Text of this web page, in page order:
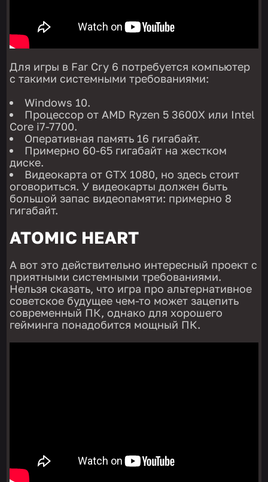
Для игры в Far Cry 6 потребуется компьютер
с такими системными требованиями:
Windows 10.
Процессор от AMD Ryzen 5 3600X или Intel
Core i7-7700.
Оперативная память 16 гигабайт.
Примерно 60-65 гигабайт на жестком
диске.
Видеокарта от GTX 1080, но здесь стоит
оговориться. У видеокарты должен быть
большой запас видеопамяти: примерно 8
гигабайт.
ATOMIC HEART
А вот это действительно интересный проект с
приятными системными требованиями.
Нельзя сказать, что игра про альтернативное
советское будущее чем-то может зацепить
современный ПК, однако для хорошего
гейминга понадобится мощный ПК.